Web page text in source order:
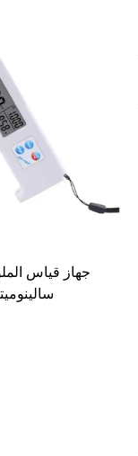
جهاز قياس